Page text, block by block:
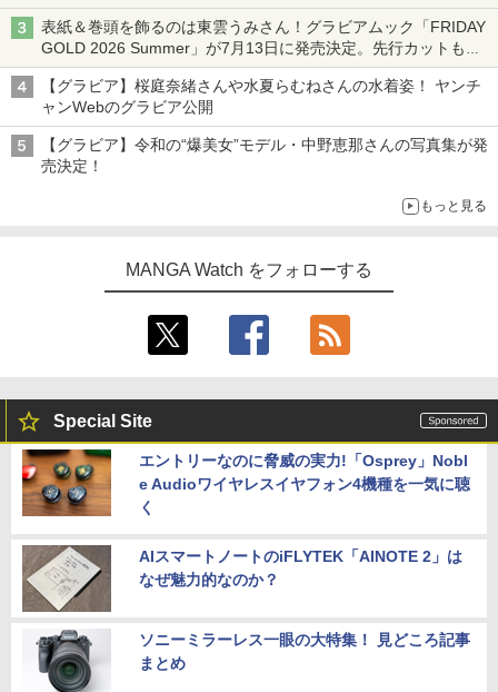
表紙＆巻頭を飾るのは東雲うみさん！グラビアムック「FRIDAY
GOLD 2026 Summer」が7月13日に発売決定。先行カットも公
開
【グラビア】桜庭奈緒さんや水夏らむねさんの水着姿！ ヤンチ
ャンWebのグラビア公開
【グラビア】令和の“爆美女”モデル・中野恵那さんの写真集が発
売決定！
もっと見る
MANGA Watch をフォローする
Special Site
エントリーなのに脅威の実力!「Osprey」Nobl
e Audioワイヤレスイヤフォン4機種を一気に聴
く
AIスマートノートのiFLYTEK「AINOTE 2」は
なぜ魅力的なのか？
ソニーミラーレス一眼の大特集！ 見どころ記事
まとめ